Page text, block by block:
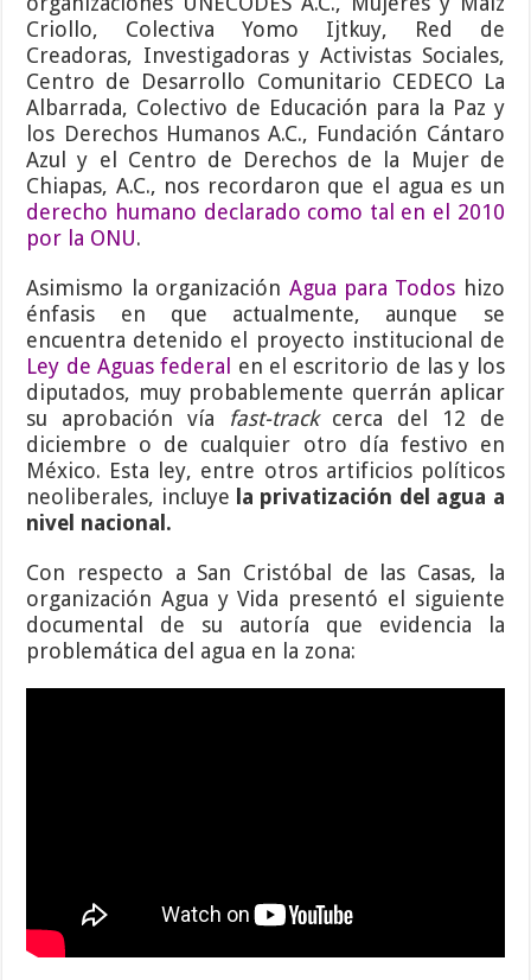
Criollo, Colectiva Yomo Ijtkuy, Red de
Creadoras, Investigadoras y Activistas Sociales,
Centro de Desarrollo Comunitario CEDECO La
Albarrada, Colectivo de Educación para la Paz y
los Derechos Humanos A.C., Fundación Cántaro
Azul y el Centro de Derechos de la Mujer de
Chiapas, A.C., nos recordaron que el agua es un
derecho humano declarado como tal en el 2010
por la ONU.
Asimismo la organización Agua para Todos hizo
énfasis en que actualmente, aunque se
encuentra detenido el proyecto institucional de
Ley de Aguas federal en el escritorio de las y los
diputados, muy probablemente querrán aplicar
su aprobación vía
fast-trackcerca del 12 de
diciembre o de cualquier otro día festivo en
México. Esta ley, entre otros artificios políticos
neoliberales, incluye la privatización del agua a
nivel nacional.
Con respecto a San Cristóbal de las Casas, la
organización Agua y Vida presentó el siguiente
documental de su autoría que evidencia la
problemática del agua en la zona: